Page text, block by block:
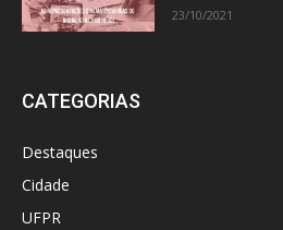
23/10/2021
CATEGORIAS
Destaques
Cidade
UFPR